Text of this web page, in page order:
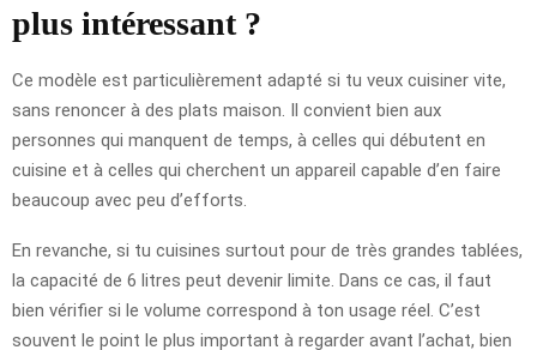
plus intéressant ?
Ce modèle est particulièrement adapté si tu veux cuisiner vite,
sans renoncer à des plats maison. Il convient bien aux
personnes qui manquent de temps, à celles qui débutent en
cuisine et à celles qui cherchent un appareil capable d’en faire
beaucoup avec peu d’efforts.
En revanche, si tu cuisines surtout pour de très grandes tablées,
la capacité de 6 litres peut devenir limite. Dans ce cas, il faut
bien vérifier si le volume correspond à ton usage réel. C’est
souvent le point le plus important à regarder avant l’achat, bien